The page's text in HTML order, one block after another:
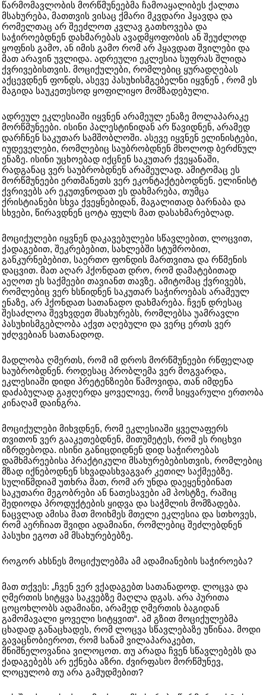
წარმომავლობის მორწმუნეებმა ჩამოაყალიბეს ქალთა
მსახურება, მათთვის ვისაც ქმარი მკვდარი ჰყავდა და
რომელთაც არ შეეძლოთ კვლავ გათხოვება და
საჭიროებდნენ დახმარებას ავადმყოფობის ან შეუძლოდ
ყოფნის გამო, ან იმის გამო რომ არ ჰყავდათ შვილები და
მათ არავინ უვლიდა. ადრეული ეკლესია სუფრას შლიდა
ქვრივებისთვის. მოციქულები, რომლებიც ყურადღებას
აქცევდნენ ფონდს, ასევე პასუხისმგებელნი იყვნენ , რომ ეს
მაგიდა საუკეთესოდ ყოფილიყო მომზადებული.
ადრეულ ეკლესიაში იყვნენ არამეულ ენაზე მოლაპარაკე
მორწმუნეები. ისინი პალესტინიდან არ წავიდნენ, არამედ
დარჩნენ საკუთარ სამშობლოში. ასევე იყვნენ ელინისტები,
იუდეველები, რომლებიც საუბრობდნენ მხოლოდ ბერძნულ
ენაზე. ისინი უცხოებად იქცნენ საკუთარ ქვეყანაში,
რადგანაც ვერ საუბრობდნენ არამეულად. ამიტომაც ეს
მორწმუნეები ერთმანეთს ვერ ეკონტაქტებოდნენ. ელინისტ
ქვრივებს არ ეკუთვნოდათ ეს დახმარება, თუმცა
ქრისტიანები სხვა ქვეყნებიდან, მაგალითად ბარნაბა და
სხვები, წირავდნენ ცოტა ფულს მათ დასახმარებლად.
მოციქულები იყვნენ დაკავებულები სწავლებით, ლოცვით,
ქადაგებით, შეკრებებით, სახლებში სტუმრობით,
განკურნებებით, საერთო ფონდის მართვითა და რწმენის
დაცვით. მათ აღარ ჰქონდათ დრო, რომ დამატებითად
აეღოთ ეს საქმეები თავიანთ თავზე. ამიტომაც ქვრივებს,
რომლებიც ვერ ხსნიდნენ საკუთარ საჭიროებას არამეულ
ენაზე, არ ჰქონდათ სათანადო დახმარება. ჩვენ დრესაც
შესაძლოა შევხვდეთ მსახურებს, რომლებსა უამრავლი
პასუხისმგებლობა აქვთ აღებული და ვერც ერთს ვერ
უძღვებიან სათანადოდ.
მადლობა ღმერთს, რომ იმ დროს მორწმუნეები რწფელად
საუბრობდნენ. როდესაც პრობლემა ვერ მოგვარდა,
ეკლესიაში დიდი პრეტენზიები წამოვიდა, თან იმდენა
დაძაბულად გაჟღერდა ყოველივე, რომ სიყვარული ერთობა
კინაღამ დაინგრა.
მოციქულები მიხვდნენ, რომ ეკლესიაში ყველაფერს
თვითონ ვერ გააკეთებდნენ, მითუმეტეს, რომ ეს რიცხვი
იზრდებოდა. ისინი განიცდიდნენ დიდ საჭიროებას
დამხმარეებისა პრაქტიკული მსახურებებისთვის, რომლებიც
მზად იქნებოდნენ სხვადასხვაგვარ კეთილ საქმეებზე.
სულიწმდიამ უთხრა მათ, რომ არ უნდა დაეყენებინათ
საკუთარი მეგობრები ან ნათესავები ამ პოსტზე, რაშიც
შედიოდა პროდუქტების ყიდვა და საჭმლის მომზადება.
ნაცვლად ამისა მათ მოიხმეს მთელი ეკლესია და სთხოვეს,
რომ აერჩიათ შვიდი ადამიანი, რომლებიც შეძლებდნენ
პასუხი ეგოთ ამ მსახურებებზე.
როგორ ახსნეს მოციქულებმა ამ ადამიანების საჭიროება?
მათ თქვეს: „ჩვენ ვერ ვქადაგებთ სათანადოდ. ლოცვა და
ღმერთის სიტყვა საკვებზე მაღლა დგას. არა პურითა
ცოცოხლობს ადამიანი, არამედ ღმერთის ბაგიდან
გამომავალი ყოველი სიტყვით“. ამ გზით მოციქულებმა
ცხადად განაცხადეს, რომ ლოცვა სწავლებაზე უწინაა. მოდი
გავაცნობიეროთ, რომ სანამ ვილაპარაკებთ,
მნიშნელოვანია ვილოცოთ. თუ არადა ჩვენ სწავლებებს და
ქადაგებებს არ ექნება აზრი. ძვირფასო მორწმუნევ,
ლოცულობ თუ არა გამუდმებით?